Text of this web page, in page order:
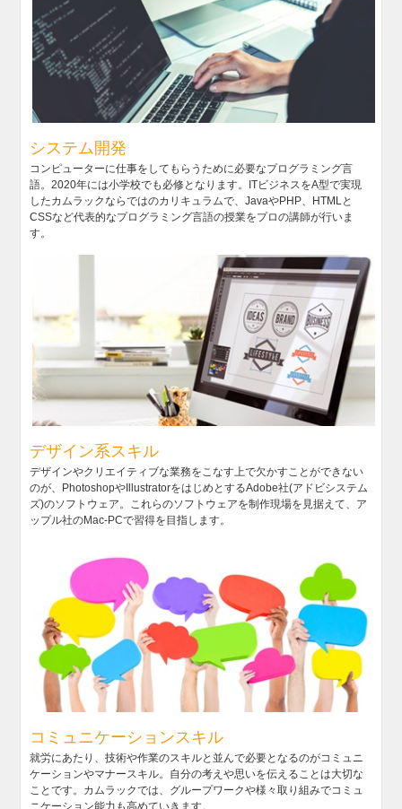
システム開発
コンピューターに仕事をしてもらうために必要なプログラミング言
語。2020年には小学校でも必修となります。ITビジネスをA型で実現
したカムラックならではのカリキュラムで、JavaやPHP、HTMLと
CSSなど代表的なプログラミング言語の授業をプロの講師が行いま
す。
デザイン系スキル
デザインやクリエイティブな業務をこなす上で欠かすことができない
のが、PhotoshopやIllustratorをはじめとするAdobe社(アドビシステム
ズ)のソフトウェア。これらのソフトウェアを制作現場を見据えて、ア
ップル社のMac-PCで習得を目指します。
コミュニケーションスキル
就労にあたり、技術や作業のスキルと並んで必要となるのがコミュニ
ケーションやマナースキル。自分の考えや思いを伝えることは大切な
ことです。カムラックでは、グループワークや様々取り組みでコミュ